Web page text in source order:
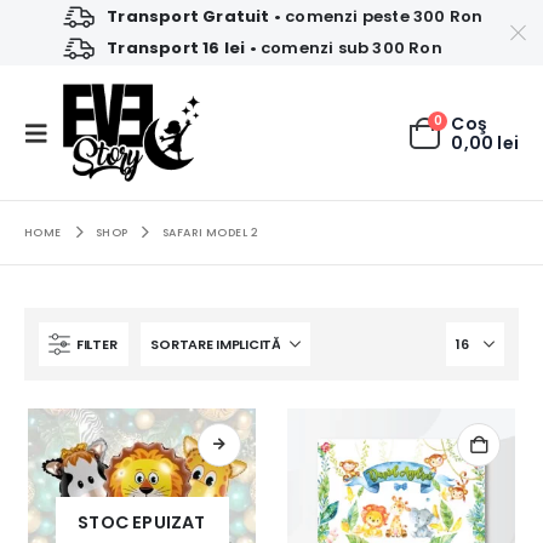
Transport Gratuit • comenzi peste 300 Ron
Transport 16 lei • comenzi sub 300 Ron
0 Coş
0,00 lei
HOME SHOP SAFARI MODEL 2
FILTER
STOC EPUIZAT